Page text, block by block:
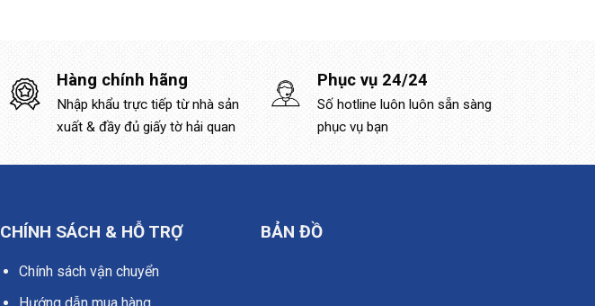
Hàng chính hãng
Nhập khẩu trực tiếp từ nhà sản
xuất & đầy đủ giấy tờ hải quan
Phục vụ 24/24
Số hotline luôn luôn sẵn sàng
phục vụ bạn
CHÍNH SÁCH & HỖ TRỢ
Chính sách vận chuyển
Hướng dẫn mua hàng
BẢN ĐỒ